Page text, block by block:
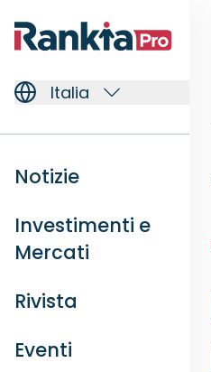
Italia
Notizie
Investimenti e
Mercati
Rivista
Eventi